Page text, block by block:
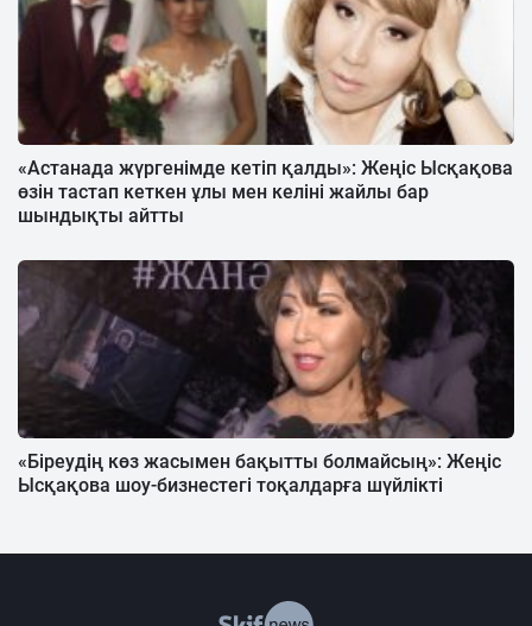
«Астанада жүргенімде кетіп қалды»: Жеңіс Ысқақова
өзін тастап кеткен ұлы мен келіні жайлы бар
шындықты айтты
«Біреудің көз жасымен бақытты болмайсың»: Жеңіс
Ысқақова шоу-бизнестегі тоқалдарға шүйлікті